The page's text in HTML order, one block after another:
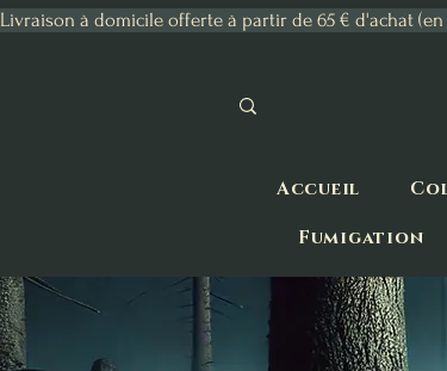
Livraison à domicile offerte à partir de 65 € d'achat
Accueil
Fumigation